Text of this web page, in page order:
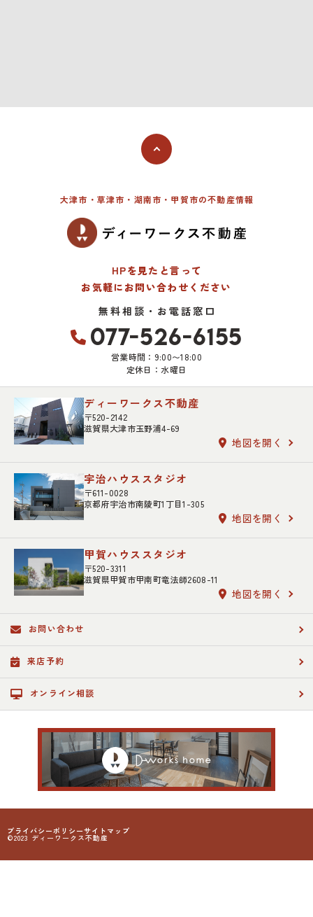
大津市・草津市・湖南市・甲賀市の不動産情報
HPを見たと言って
お気軽にお問い合わせください
無料相談・お電話窓口
077-526-6155
営業時間：9:00〜18:00
定休日：水曜日
ディーワークス不動産
〒520-2142
滋賀県大津市玉野浦4-69
地図を開く
宇治ハウススタジオ
〒611-0028
京都府宇治市南陵町1丁目1-305
地図を開く
甲賀ハウススタジオ
〒520-3311
滋賀県甲賀市甲南町竜法師2608-11
地図を開く
お問い合わせ
来店予約
オンライン相談
プライバシーポリシーサイトマップ
©2023 ディーワークス不動産